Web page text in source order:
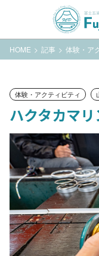
HOME 記事 体験・ア
体験・アクティビティ
ハクタカマリ